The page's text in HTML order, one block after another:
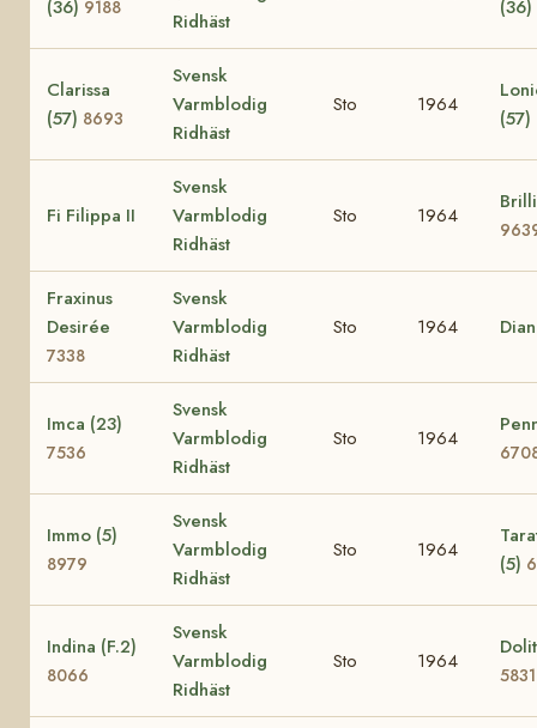
(36) 9188
Ridhäst
(36)
Clarissa
(57) 8693
Svensk
Varmblodig
Ridhäst
Sto 1964
(57)
Fi Filippa II
Svensk
Varmblodig
Ridhäst
Sto 1964
Fraxinus
Desirée
7338
Svensk
Varmblodig
Ridhäst
Sto 1964
Imca (23)
7536
Svensk
Varmblodig
Ridhäst
Sto 1964
Immo (5)
8979
Svensk
Varmblodig
Ridhäst
Sto 1964
(5)
Indina (F.2)
8066
Svensk
Varmblodig
Ridhäst
Sto 1964
5831